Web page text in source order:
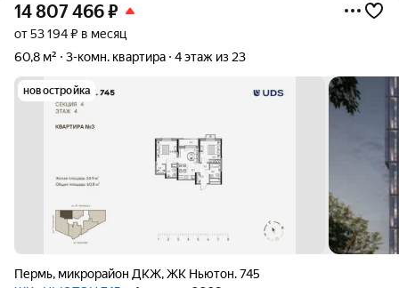
14 807 466₽
от 53 194 ₽ в месяц
60,8 м²
3-комн. квартира 4 этаж из 23
новостройка
Пермь, микрорайон ДКЖ,ЖК Ньютон. 745